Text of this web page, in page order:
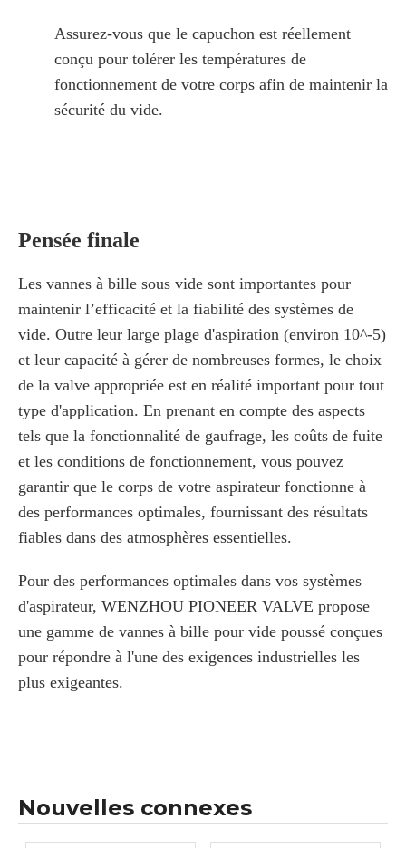
Assurez-vous que le capuchon est réellement
conçu pour tolérer les températures de
fonctionnement de votre corps afin de maintenir la
sécurité du vide.
Pensée finale
Les vannes à bille sous vide sont importantes pour
maintenir l’efficacité et la fiabilité des systèmes de
vide. Outre leur large plage d'aspiration (environ 10^-5)
et leur capacité à gérer de nombreuses formes, le choix
de la valve appropriée est en réalité important pour tout
type d'application. En prenant en compte des aspects
tels que la fonctionnalité de gaufrage, les coûts de fuite
et les conditions de fonctionnement, vous pouvez
garantir que le corps de votre aspirateur fonctionne à
des performances optimales, fournissant des résultats
fiables dans des atmosphères essentielles.
Pour des performances optimales dans vos systèmes
d'aspirateur, WENZHOU PIONEER VALVE propose
une gamme de vannes à bille pour vide poussé conçues
pour répondre à l'une des exigences industrielles les
plus exigeantes.
Nouvelles connexes